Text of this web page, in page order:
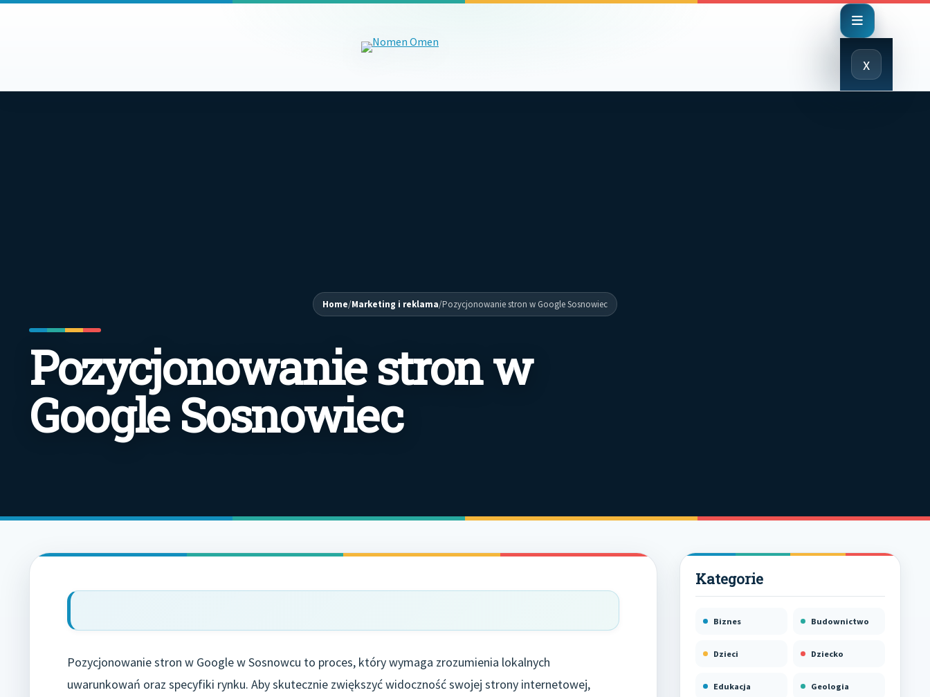
x
Close
Menu
Home/Marketing i reklama/Pozycjonowanie stron w Google Sosnowiec
Pozycjonowanie stron w
Google Sosnowiec
Pozycjonowanie stron w Google w Sosnowcu to proces, który wymaga zrozumienia lokalnych
uwarunkowań oraz specyfiki rynku. Aby skutecznie zwiększyć widoczność swojej strony internetowej,
Biznes Budownictwo
Dzieci Dziecko
Edukacja Geologia